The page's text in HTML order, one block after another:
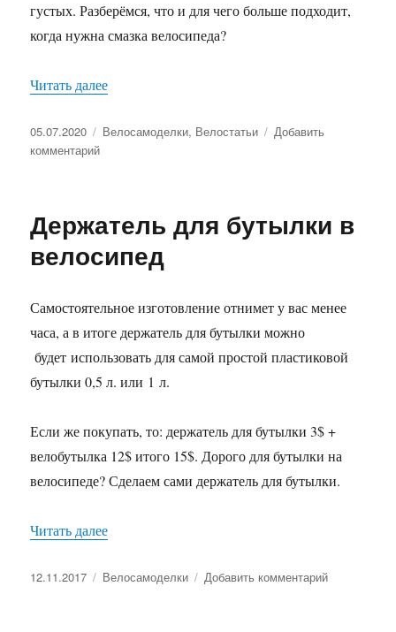
густых. Разберёмся, что и для чего больше подходит,
когда нужна смазка велосипеда?
Читать далее«Когда и зачем нужна смазка велосипеда?»
Опубликовано
05.07.2020 Рубрики
Велосамоделки, Велостатьи
Добавить
комментарийк
зачем
смазка
Держатель для бутылки в
велосипед
Самостоятельное изготовление отнимет у вас менее
часа, а в итоге держатель для бутылки можно
будет использовать для самой простой пластиковой
бутылки 0,5 л. или 1 л.
Если же покупать, то: держатель для бутылки 3$ +
велобутылка 12$ итого 15$. Дорого для бутылки на
велосипеде? Сделаем сами держатель для бутылки.
Читать далее«Держатель для бутылки в велосипед»
Опубликовано
12.11.2017 Рубрики
Велосамоделки Добавить комментарийк